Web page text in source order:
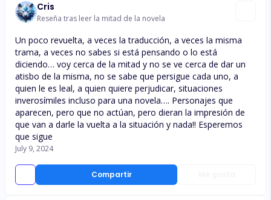
Cris
Reseña tras leer la mitad de la novela
Compartir
Un poco revuelta, a veces la traducción, a veces la misma
trama, a veces no sabes si está pensando o lo está
diciendo… voy cerca de la mitad y no se ve cerca de dar un
atisbo de la misma, no se sabe que persigue cada uno, a
quien le es leal, a quien quiere perjudicar, situaciones
inverosímiles incluso para una novela…. Personajes que
aparecen, pero que no actúan, pero dieran la impresión de
que van a darle la vuelta a la situación y nada!! Esperemos
que sigue
July 9, 2024